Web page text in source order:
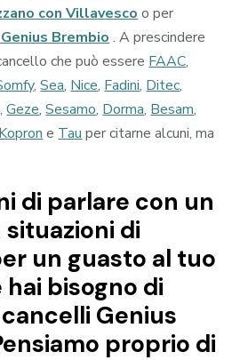
con Villavesco o per
Brembio . A prescindere
che può essere FAAC,
,Sea, Nice, Fadini, Ditec,
Geze,Sesamo, Dorma, Besam,
Kopron e Tau per citarne alcuni, ma
di parlare con un
di
un guasto al tuo
bisogno di
Genius
proprio di